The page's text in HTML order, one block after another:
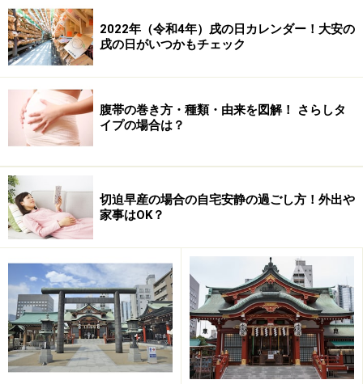
2022年（令和4年）戌の日カレンダー！大安の
戌の日がいつかもチェック
腹帯の巻き方・種類・由来を図解！ さらしタ
イプの場合は？
切迫早産の場合の自宅安静の過ごし方！外出や
家事はOK？